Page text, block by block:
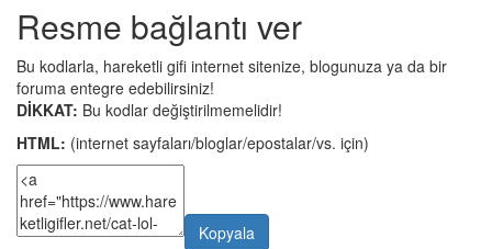
Resme bağlantı ver
Bu kodlarla, hareketli gifi internet sitenize, blogunuza ya da bir
foruma entegre edebilirsiniz!
DİKKAT: Bu kodlar değiştirilmemelidir!
HTML: (internet sayfaları/bloglar/epostalar/vs. için)
Kopyala